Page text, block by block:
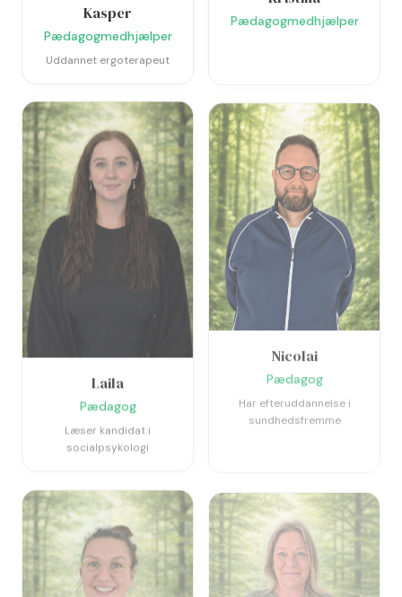
Kasper
Pædagogmedhjælper
Uddannet ergoterapeut
Pædagogmedhjælper
Laila
Pædagog
Læser kandidat i
socialpsykologi
Nicolai
Pædagog
Har efteruddannelse i
sundhedsfremme